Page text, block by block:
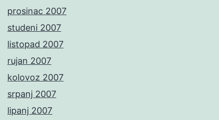
prosinac 2007
studeni 2007
listopad 2007
rujan 2007
kolovoz 2007
srpanj 2007
lipanj 2007